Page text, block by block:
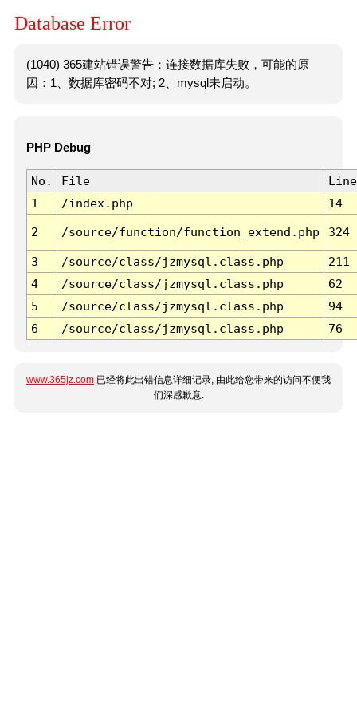
Database Error
(1040) 365建站错误警告：连接数据库失败，可能的原
因：1、数据库密码不对; 2、mysql未启动。
PHP Debug
No. File
Line
1
/index.php 14
2 /source/function/function_extend.php 324
3 /source/class/jzmysql.class.php
211
4
/source/class/jzmysql.class.php
62
5
/source/class/jzmysql.class.php
94
6
/source/class/jzmysql.class.php 76
www.365jz.com 已经将此出错信息详细记录, 由此给您带来的访问不便我
们深感歉意.